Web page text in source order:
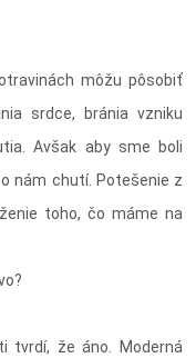
môžu pôsobiť
srdce, bránia vzniku
Avšak aby sme boli
nám chutí. Potešenie z
toho, čo máme na
tvrdí, že áno. Moderná